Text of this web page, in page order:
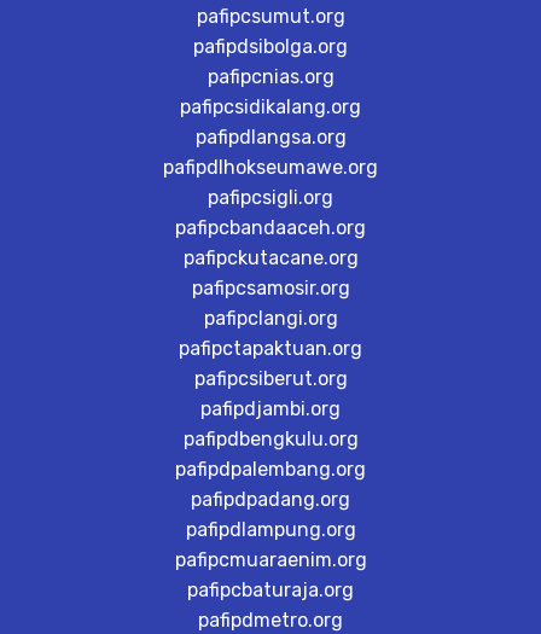
pafipcsumut.org
pafipdsibolga.org
pafipcnias.org
pafipcsidikalang.org
pafipdlangsa.org
pafipdlhokseumawe.org
pafipcsigli.org
pafipcbandaaceh.org
pafipckutacane.org
pafipcsamosir.org
pafipclangi.org
pafipctapaktuan.org
pafipcsiberut.org
pafipdjambi.org
pafipdbengkulu.org
pafipdpalembang.org
pafipdpadang.org
pafipdlampung.org
pafipcmuaraenim.org
pafipcbaturaja.org
pafipdmetro.org